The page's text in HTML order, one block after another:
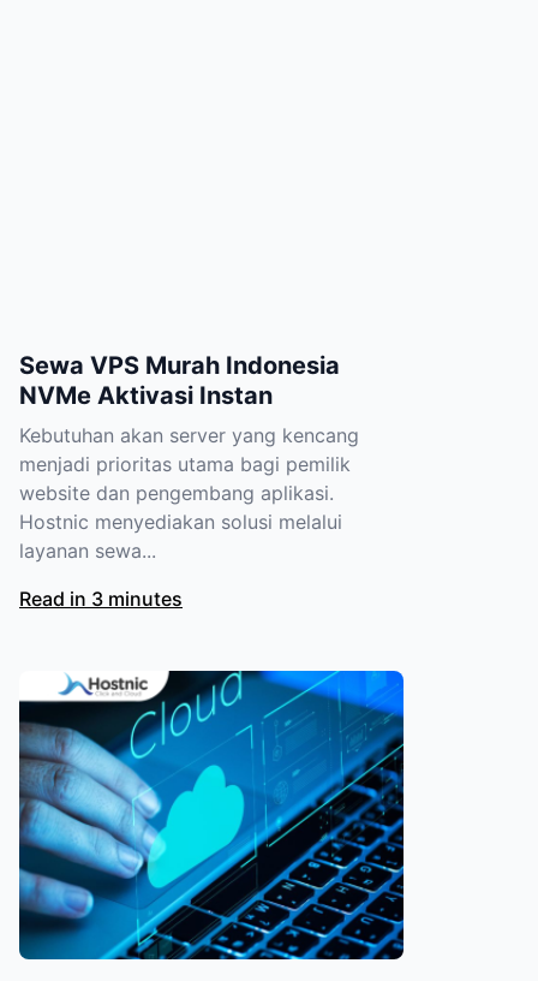
Sewa VPS Murah Indonesia
NVMe Aktivasi Instan
Kebutuhan akan server yang kencang
menjadi prioritas utama bagi pemilik
website dan pengembang aplikasi.
Hostnic menyediakan solusi melalui
layanan sewa...
Read in 3 minutes